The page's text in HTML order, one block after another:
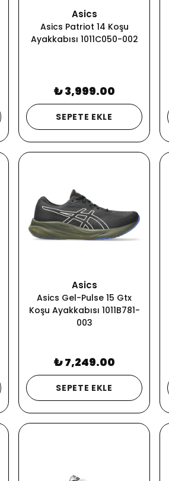
Asics
Asics Patriot 14 Koşu
Ayakkabısı 1011C050-002
₺ 3,999.00
SEPETE EKLE
Asics
Asics Gel-Pulse 15 Gtx
Koşu Ayakkabısı 1011B781-
003
₺ 7,249.00
SEPETE EKLE